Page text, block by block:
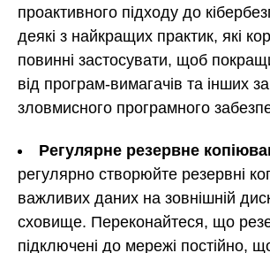
проактивного підходу до
деякі з найкращих практик, які
повинні застосувати, щоб
від програм-вимагачів та інших
зловмисного програмного
Регулярне резервне
регулярно створюйте резервні
важливих даних на зовнішній
сховище. Переконайтеся, що
підключені до мережі постійно,